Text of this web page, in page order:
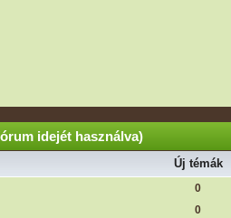
idejét használva)
Új témák
0
0